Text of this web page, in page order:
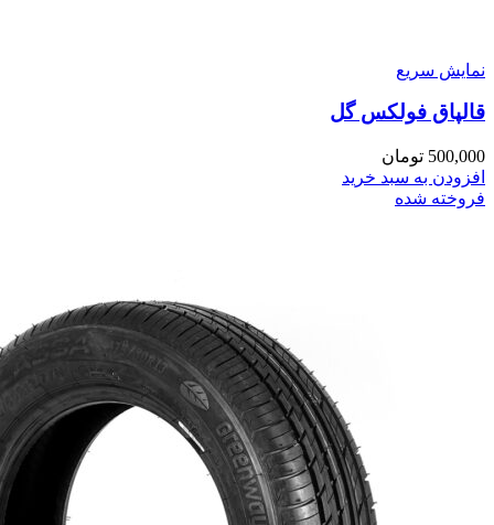
نمایش سریع
قالپاق فولکس گل
500,000 تومان
افزودن به سبد خرید
فروخته شده